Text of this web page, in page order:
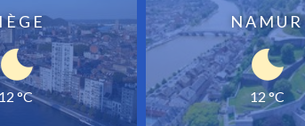
12 °C
NAMUR
12 °C